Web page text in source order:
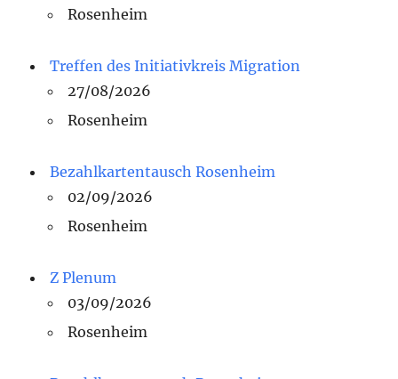
Rosenheim
Treffen des Initiativkreis Migration
27/08/2026
Rosenheim
Bezahlkartentausch Rosenheim
02/09/2026
Rosenheim
Z Plenum
03/09/2026
Rosenheim